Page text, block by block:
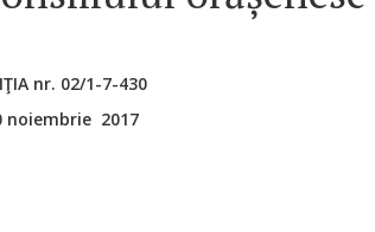
nr. 02/1-7-430
noiembrie 2017